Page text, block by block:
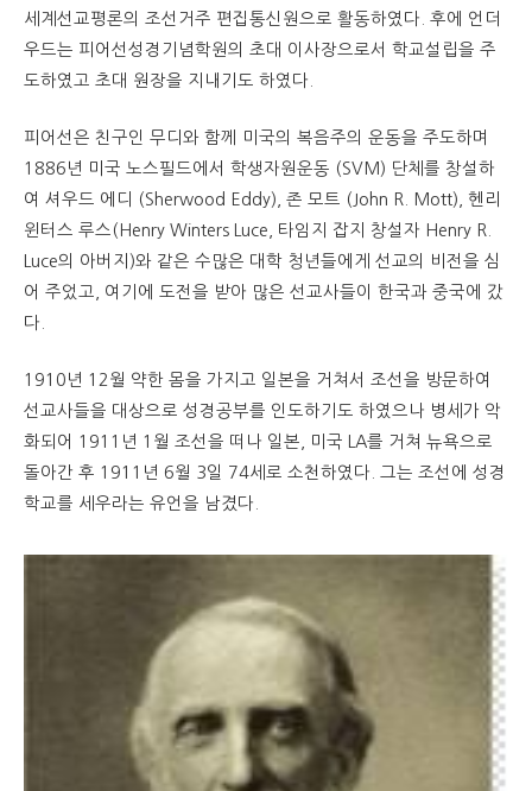
세계선교평론의 조선거주 편집통신원으로 활동하였다. 후에 언더
우드는 피어선성경기념학원의 초대 이사장으로서 학교설립을 주
도하였고 초대 원장을 지내기도 하였다.
피어선은 친구인 무디와 함께 미국의 복음주의 운동을 주도하며
1886년 미국 노스필드에서 학생자원운동 (SVM) 단체를 창설하
여 셔우드 에디 (Sherwood Eddy), 존 모트 (John R. Mott), 헨리
윈터스 루스(Henry Winters Luce, 타임지 잡지 창설자 Henry R.
Luce의 아버지)와 같은 수많은 대학 청년들에게 선교의 비전을 심
어 주었고, 여기에 도전을 받아 많은 선교사들이 한국과 중국에 갔
다.
1910년 12월 약한 몸을 가지고 일본을 거쳐서 조선을 방문하여
선교사들을 대상으로 성경공부를 인도하기도 하였으나 병세가 악
화되어 1911년 1월 조선을 떠나 일본, 미국 LA를 거쳐 뉴욕으로
돌아간 후 1911년 6월 3일 74세로 소천하였다. 그는 조선에 성경
학교를 세우라는 유언을 남겼다.